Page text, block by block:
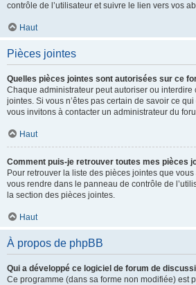
contrôle de l’utilisateur et suivre le lien vers vos
Haut
Pièces jointes
Quelles pièces jointes sont autorisées sur ce
Chaque administrateur peut autoriser ou interdire
jointes. Si vous n’êtes pas certain de savoir ce
vous invitons à contacter un administrateur du
Haut
Comment puis-je retrouver toutes mes pièces
Pour retrouver la liste des pièces jointes que
vous rendre dans le panneau de contrôle de
la section des pièces jointes.
Haut
À propos de phpBB
Qui a développé ce logiciel de forum de
Ce programme (dans sa forme non modifiée) est